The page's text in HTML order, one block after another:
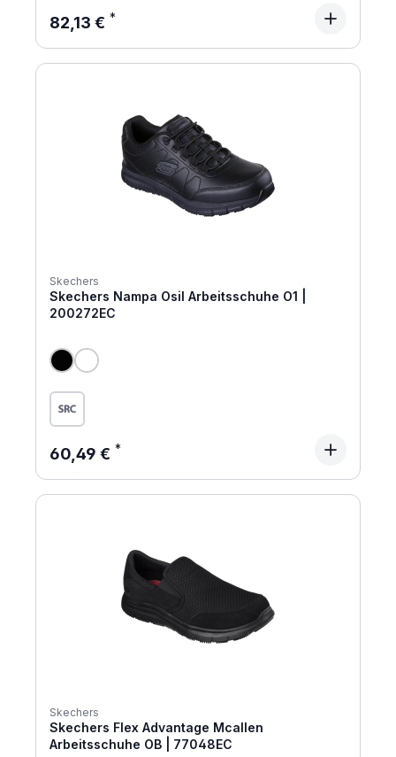
Regulärer Preis:
82,13 €
Skechers
Skechers Nampa Osil Arbeitsschuhe O1 |
200272EC
Regulärer Preis:
60,49 €
Skechers
Skechers Flex Advantage Mcallen
Arbeitsschuhe OB | 77048EC